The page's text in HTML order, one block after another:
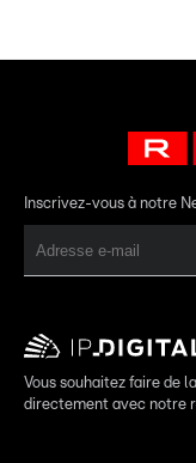
Inscrivez-vous à notre
Vous souhaitez faire de
directement avec notre